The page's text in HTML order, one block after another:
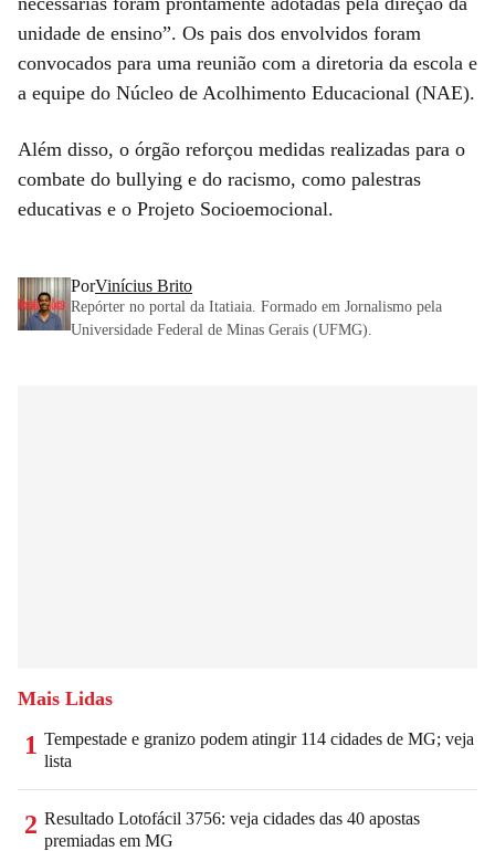
unidade de ensino”. Os pais dos envolvidos foram
convocados para uma reunião com a diretoria da escola e
a equipe do Núcleo de Acolhimento Educacional (NAE).
Além disso, o órgão reforçou medidas realizadas para o
combate do bullying e do racismo, como palestras
educativas e o Projeto Socioemocional.
PorVinícius Brito
Repórter no portal da Itatiaia. Formado em Jornalismo pela
Universidade Federal de Minas Gerais (UFMG).
Mais Lidas
1 Tempestade e granizo podem atingir 114 cidades de MG; veja
lista
2 Resultado Lotofácil 3756: veja cidades das 40 apostas
premiadas em MG